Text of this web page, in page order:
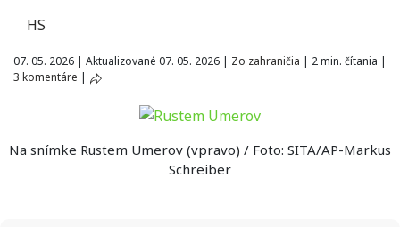
HS
07. 05. 2026 | Aktualizované 07. 05. 2026 | Zo zahraničia | 2 min. čítania |
3 komentáre |
Na snímke Rustem Umerov (vpravo) / Foto: SITA/AP-Markus
Schreiber